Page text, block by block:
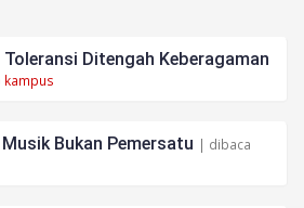
Ditengah Keberagaman
kampus
Bukan Pemersatu | dibaca